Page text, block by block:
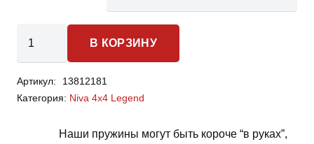
товара
Niva
4x4,
В КОРЗИНУ
Артикул:
13812181
Категория: Niva 4x4 Legend
Наши пружины могут быть короче “в руках”,